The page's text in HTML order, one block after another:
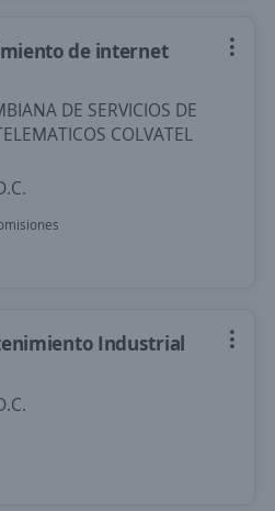
de internet
DE SERVICIOS DE
COLVATEL
Industrial